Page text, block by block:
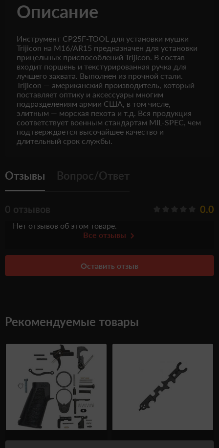
Описание
Инструмент CP25F-TOOL для установки мушки
Trijicon на M16/AR15 предназначен для установки
прицельных приспособлений Trijicon. В состав
входит поршень и текстурированная ручка для
лучшего захвата. Выполнен из прочной стали.
Trijicon — американский производитель, который
поставляет оптику и аксессуары многим
подразделениям армии США, в том числе,
элитным — морская пехота и т.д. Вся продукция
соответствует военным стандартам MIL-SPEC, чем
подтверждается высочайшее качество и
длительный срок службы.
Отзывы Вопрос/Ответ
0 отзывов 0.0
Нет отзывов об этом товаре.
Все отзывы
Оставить отзыв
Рекомендуемые товары